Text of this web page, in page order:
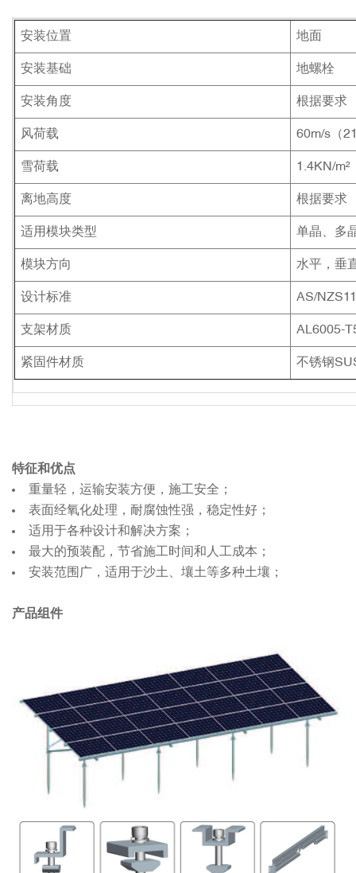
安装位置 地面
安装基础 地螺栓
安装角度 根据要求
风荷载 60m/s（
雪荷载 1.4KN/m²
离地高度 根据要求
适用模块类型 单晶、多
模块方向 水平，垂
设计标准 AS/
支架材质 AL6005-
紧固件材质 不锈钢
特征和优点
重量轻，运输安装方便，施工安全；
表面经氧化处理，耐腐蚀性强，稳定性好；
适用于各种设计和解决方案；
最大的预装配，节省施工时间和人工成本；
安装范围广，适用于沙土、壤土等多种土壤；
产品组件